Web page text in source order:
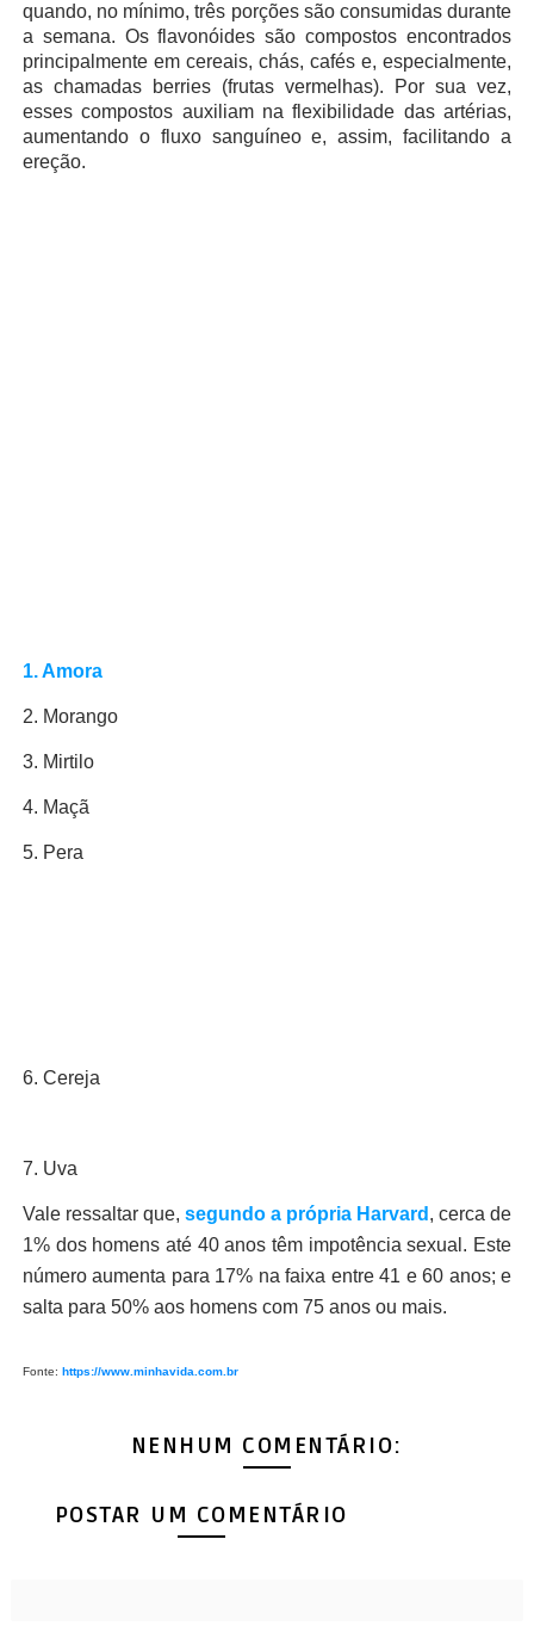
quando, no mínimo, três porções são consumidas durante
a semana. Os flavonóides são compostos encontrados
principalmente em cereais, chás, cafés e, especialmente,
as chamadas berries (frutas vermelhas). Por sua vez,
esses compostos auxiliam na flexibilidade das artérias,
aumentando o fluxo sanguíneo e, assim, facilitando a
ereção.
1. Amora
2. Morango
3. Mirtilo
4. Maçã
5. Pera
6. Cereja
7. Uva
Vale ressaltar que, segundo a própria Harvard , cerca de
1% dos homens até 40 anos têm impotência sexual. Este
número aumenta para 17% na faixa entre 41 e 60 anos; e
salta para 50% aos homens com 75 anos ou mais.
Fonte: https://www.minhavida.com.br
NENHUM COMENTÁRIO:
POSTAR UM COMENTÁRIO